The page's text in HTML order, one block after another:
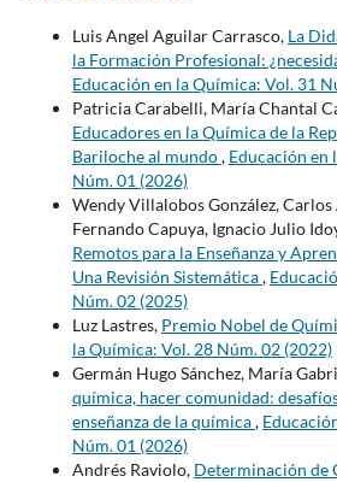
Luis Angel Aguilar Carrasco, La
la Formación Profesional:
Educación en la Química: Vol. 31
Patricia Carabelli, María Chantal
Educadores en la Química de la
Bariloche al mundo, Educación en
Núm. 01 (2026)
Wendy Villalobos González,
Fernando Capuya, Ignacio Julio
Remotos para la Enseñanza y
Una Revisión Sistemática,
Núm. 02 (2025)
Luz Lastres, Premio Nobel de
la Química: Vol. 28 Núm. 02 (2022)
Germán Hugo Sánchez, María
química, hacer comunidad:
enseñanza de la química,
Núm. 01 (2026)
Andrés Raviolo, Determinación de